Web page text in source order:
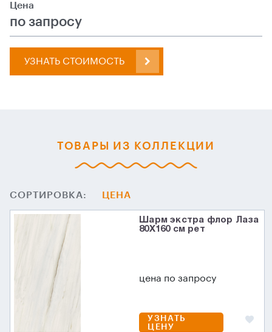
Цена
по запросу
УЗНАТЬ СТОИМОСТЬ
ТОВАРЫ ИЗ КОЛЛЕКЦИИ
СОРТИРОВКА: ЦЕНА
Шарм экстра флор Лаза
80X160 см рет
цена по запросу
УЗНАТЬ
ЦЕНУ